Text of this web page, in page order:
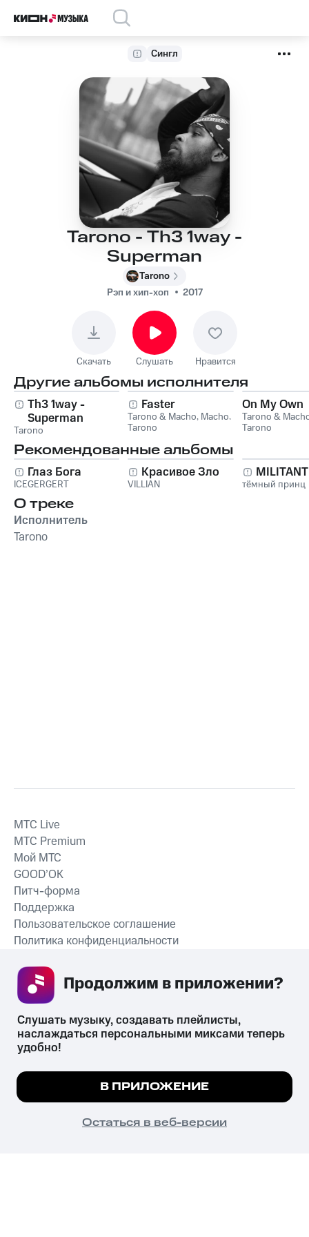
Сингл
Tarono - Th3 1way -
Superman
Tarono
Рэп и хип-хоп
2017
Скачать Слушать Нравится
Другие альбомы исполнителя
Th3 1way -
Superman
Tarono
Faster
Tarono & Macho, Macho,
Tarono
On My Own
Tarono &
Tarono
Рекомендованные альбомы
Глаз Бога
ICEGERGERT
Красивое Зло
VILLIAN тёмный принц
О треке
Исполнитель
Tarono
СКАЧАТЬ ПРИЛОЖЕНИЕ
MTС Live
MTС Premium
Мой МТС
GOOD’OK
Питч-форма
Поддержка
Пользовательское соглашение
Политика конфиденциальности
психотропных веществ, их аналогов причиняет вред здоровью,
их незаконный оборот запрещён и влечёт установленную
законодательством ответственность.
© 2026 ООО «КИОН».
Все права защищены
Мы используем куки, чтобы на сайте все
Подробнее
ПОНЯТНО
Слушать музыку, создавать плейлисты,
наслаждаться персональными миксами теперь
удобно!
В ПРИЛОЖЕНИЕ
Остаться в веб-версии